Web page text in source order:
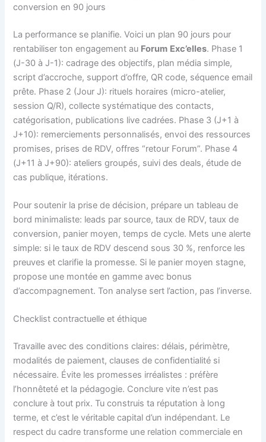
conversion en 90 jours
La performance se planifie. Voici un plan 90 jours pour
rentabiliser ton engagement au Forum Exc’elles. Phase 1
(J-30 à J-1): cadrage des objectifs, plan média simple,
script d’accroche, support d’offre, QR code, séquence email
prête. Phase 2 (Jour J): rituels horaires (micro-atelier,
session Q/R), collecte systématique des contacts,
catégorisation, publications live cadrées. Phase 3 (J+1 à
J+10): remerciements personnalisés, envoi des ressources
promises, prises de RDV, offres “retour Forum”. Phase 4
(J+11 à J+90): ateliers groupés, suivi des deals, étude de
cas publique, itérations.
Pour soutenir la prise de décision, prépare un tableau de
bord minimaliste: leads par source, taux de RDV, taux de
conversion, panier moyen, temps de cycle. Mets une alerte
simple: si le taux de RDV descend sous 30 %, renforce les
preuves et clarifie la promesse. Si le panier moyen stagne,
propose une montée en gamme avec bonus
d’accompagnement. Ton analyse sert l’action, pas l’inverse.
Checklist contractuelle et éthique
Travaille avec des conditions claires: délais, périmètre,
modalités de paiement, clauses de confidentialité si
nécessaire. Évite les promesses irréalistes : préfère
l’honnêteté et la pédagogie. Conclure vite n’est pas
conclure à tout prix. Tu construis ta réputation à long
terme, et c’est le véritable capital d’un indépendant. Le
respect du cadre transforme une relation commerciale en